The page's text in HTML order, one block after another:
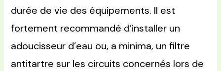
durée de vie des équipements. Il est
fortement recommandé d’installer un
adoucisseur d’eau ou, a minima, un filtre
antitartre sur les circuits concernés lors de